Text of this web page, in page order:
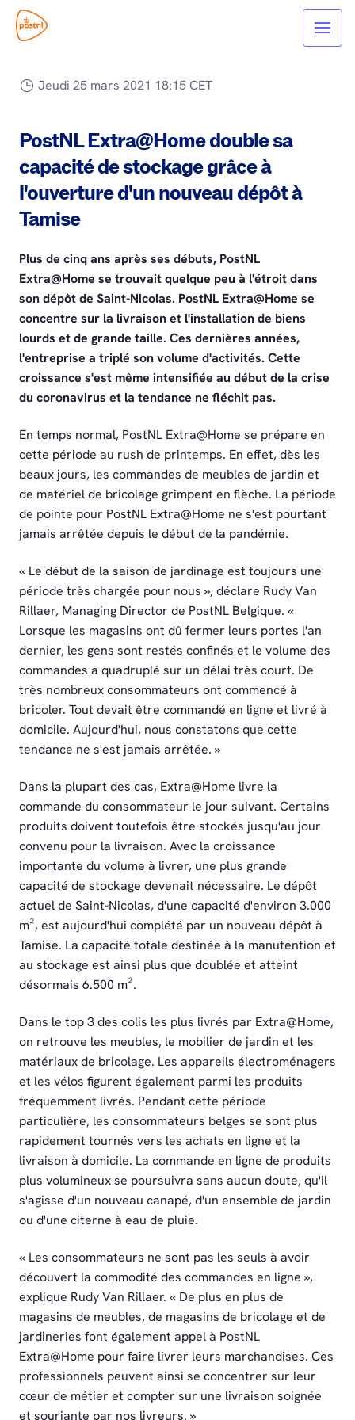
Jeudi 25 mars 2021 18:15 CET
PostNL Extra@Home double sa
capacité de stockage grâce à
l'ouverture d'un nouveau dépôt à
Tamise
Plus de cinq ans après ses débuts, PostNL
Extra@Home se trouvait quelque peu à l'étroit dans
son dépôt de Saint-Nicolas. PostNL Extra@Home se
concentre sur la livraison et l'installation de biens
lourds et de grande taille. Ces dernières années,
l'entreprise a triplé son volume d'activités. Cette
croissance s'est même intensifiée au début de la crise
du coronavirus et la tendance ne fléchit pas.
En temps normal, PostNL Extra@Home se prépare en
cette période au rush de printemps. En effet, dès les
beaux jours, les commandes de meubles de jardin et
de matériel de bricolage grimpent en flèche. La période
de pointe pour PostNL Extra@Home ne s'est pourtant
jamais arrêtée depuis le début de la pandémie.
« Le début de la saison de jardinage est toujours une
période très chargée pour nous », déclare Rudy Van
Rillaer, Managing Director de PostNL Belgique. «
Lorsque les magasins ont dû fermer leurs portes l'an
dernier, les gens sont restés confinés et le volume des
commandes a quadruplé sur un délai très court. De
très nombreux consommateurs ont commencé à
bricoler. Tout devait être commandé en ligne et livré à
domicile. Aujourd'hui, nous constatons que cette
tendance ne s'est jamais arrêtée. »
Dans la plupart des cas, Extra@Home livre la
commande du consommateur le jour suivant. Certains
produits doivent toutefois être stockés jusqu'au jour
convenu pour la livraison. Avec la croissance
importante du volume à livrer, une plus grande
capacité de stockage devenait nécessaire. Le dépôt
actuel de Saint-Nicolas, d'une capacité d'environ 3.000
m², est aujourd'hui complété par un nouveau dépôt à
Tamise. La capacité totale destinée à la manutention et
au stockage est ainsi plus que doublée et atteint
désormais 6.500 m².
Dans le top 3 des colis les plus livrés par Extra@Home,
on retrouve les meubles, le mobilier de jardin et les
matériaux de bricolage. Les appareils électroménagers
et les vélos figurent également parmi les produits
fréquemment livrés. Pendant cette période
particulière, les consommateurs belges se sont plus
rapidement tournés vers les achats en ligne et la
livraison à domicile. La commande en ligne de produits
plus volumineux se poursuivra sans aucun doute, qu'il
s'agisse d'un nouveau canapé, d'un ensemble de jardin
ou d'une citerne à eau de pluie.
« Les consommateurs ne sont pas les seuls à avoir
découvert la commodité des commandes en ligne »,
explique Rudy Van Rillaer. « De plus en plus de
magasins de meubles, de magasins de bricolage et de
jardineries font également appel à PostNL
Extra@Home pour faire livrer leurs marchandises. Ces
professionnels peuvent ainsi se concentrer sur leur
cœur de métier et compter sur une livraison soignée
et souriante par nos livreurs. »